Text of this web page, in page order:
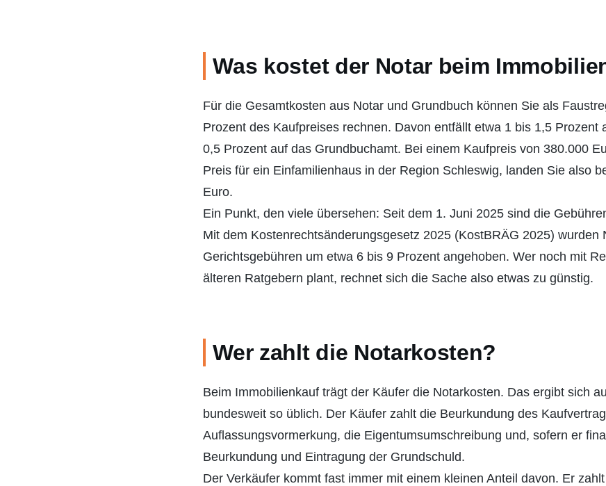
Was kostet der Notar beim
Für die Gesamtkosten aus Notar und Grundbuch können Sie als
Prozent des Kaufpreises rechnen. Davon entfällt etwa 1 bis 1,5 Prozent
0,5 Prozent auf das Grundbuchamt. Bei einem Kaufpreis von 380.000
Preis für ein Einfamilienhaus in der Region Schleswig, landen Sie also
Euro.
Ein Punkt, den viele übersehen: Seit dem 1. Juni 2025 sind die
Mit dem Kostenrechtsänderungsgesetz 2025 (KostBRÄG 2025) wurden
Gerichtsgebühren um etwa 6 bis 9 Prozent angehoben. Wer noch mit
älteren Ratgebern plant, rechnet sich die Sache also etwas zu günstig.
Wer zahlt die Notarkosten?
Beim Immobilienkauf trägt der Käufer die Notarkosten. Das ergibt sich
bundesweit so üblich. Der Käufer zahlt die Beurkundung des
Auflassungsvormerkung, die Eigentumsumschreibung und, sofern er
Beurkundung und Eintragung der Grundschuld.
Der Verkäufer kommt fast immer mit einem kleinen Anteil davon. Er